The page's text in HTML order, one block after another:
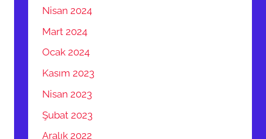
Nisan 2024
Mart 2024
Ocak 2024
Kasım 2023
Nisan 2023
Şubat 2023
Aralık 2022